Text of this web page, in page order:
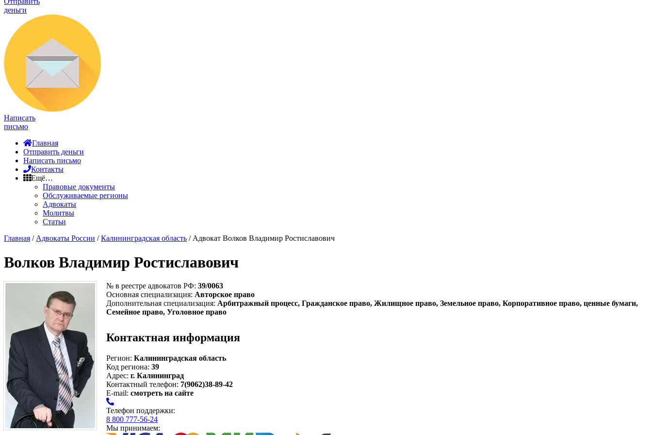
деньги
Написать
письмо
Главная
Отправить деньги
Написать письмо
Контакты
Ещё…
Правовые документы
Обслуживаемые регионы
Адвокаты
Молитвы
Статьи
Главная / Адвокаты России /Калининградская область / Адвокат Волков Владимир Ростиславович
Волков Владимир Ростиславович
№ в реестре адвокатов РФ: 39/0063
Основная специализация: Авторское право
Дополнительная специализация: Арбитражный процесс, Гражданское право, Жилищное право, Земельное право, Корпоративное право, ценные бумаги,
Семейное право, Уголовное право
Контактная информация
Регион: Калининградская область
Код региона: 39
Адрес: г. Калининград
Контактный телефон: 7(9062)38-89-42
E-mail: смотреть на сайте
Телефон поддержки:
8 800 777-56-24
Мы принимаем: